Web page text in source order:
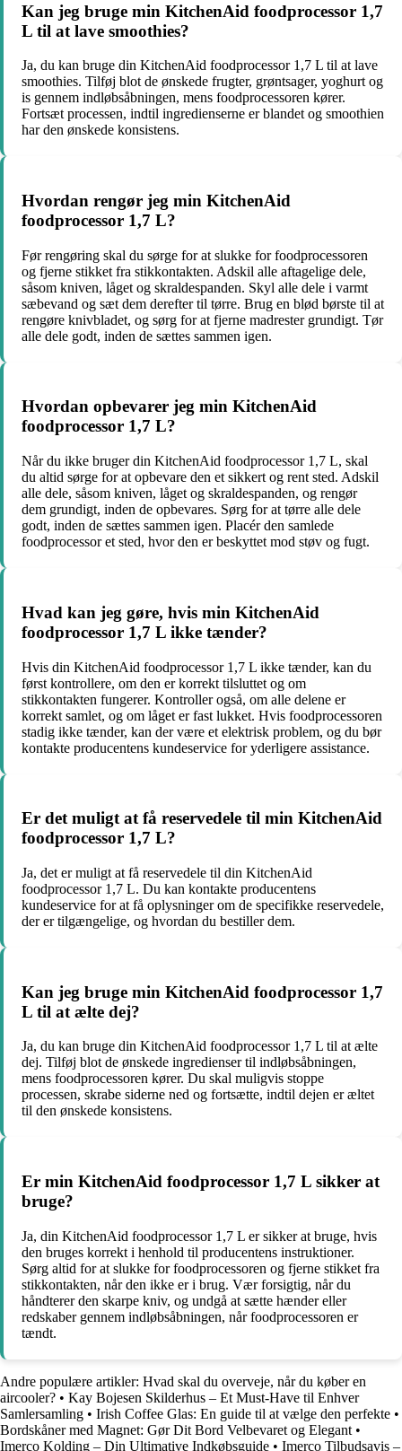
Kan jeg bruge min KitchenAid foodprocessor 1,7
L til at lave smoothies?
Ja, du kan bruge din KitchenAid foodprocessor 1,7 L til at lave
smoothies. Tilføj blot de ønskede frugter, grøntsager, yoghurt og
is gennem indløbsåbningen, mens foodprocessoren kører.
Fortsæt processen, indtil ingredienserne er blandet og smoothien
har den ønskede konsistens.
Hvordan rengør jeg min KitchenAid
foodprocessor 1,7 L?
Før rengøring skal du sørge for at slukke for foodprocessoren
og fjerne stikket fra stikkontakten. Adskil alle aftagelige dele,
såsom kniven, låget og skraldespanden. Skyl alle dele i varmt
sæbevand og sæt dem derefter til tørre. Brug en blød børste til at
rengøre knivbladet, og sørg for at fjerne madrester grundigt. Tør
alle dele godt, inden de sættes sammen igen.
Hvordan opbevarer jeg min KitchenAid
foodprocessor 1,7 L?
Når du ikke bruger din KitchenAid foodprocessor 1,7 L, skal
du altid sørge for at opbevare den et sikkert og rent sted. Adskil
alle dele, såsom kniven, låget og skraldespanden, og rengør
dem grundigt, inden de opbevares. Sørg for at tørre alle dele
godt, inden de sættes sammen igen. Placér den samlede
foodprocessor et sted, hvor den er beskyttet mod støv og fugt.
Hvad kan jeg gøre, hvis min KitchenAid
foodprocessor 1,7 L ikke tænder?
Hvis din KitchenAid foodprocessor 1,7 L ikke tænder, kan du
først kontrollere, om den er korrekt tilsluttet og om
stikkontakten fungerer. Kontroller også, om alle delene er
korrekt samlet, og om låget er fast lukket. Hvis foodprocessoren
stadig ikke tænder, kan der være et elektrisk problem, og du bør
kontakte producentens kundeservice for yderligere assistance.
Er det muligt at få reservedele til min KitchenAid
foodprocessor 1,7 L?
Ja, det er muligt at få reservedele til din KitchenAid
foodprocessor 1,7 L. Du kan kontakte producentens
kundeservice for at få oplysninger om de specifikke reservedele,
der er tilgængelige, og hvordan du bestiller dem.
Kan jeg bruge min KitchenAid foodprocessor 1,7
L til at ælte dej?
Ja, du kan bruge din KitchenAid foodprocessor 1,7 L til at ælte
dej. Tilføj blot de ønskede ingredienser til indløbsåbningen,
mens foodprocessoren kører. Du skal muligvis stoppe
processen, skrabe siderne ned og fortsætte, indtil dejen er æltet
til den ønskede konsistens.
Er min KitchenAid foodprocessor 1,7 L sikker at
bruge?
Ja, din KitchenAid foodprocessor 1,7 L er sikker at bruge, hvis
den bruges korrekt i henhold til producentens instruktioner.
Sørg altid for at slukke for foodprocessoren og fjerne stikket fra
stikkontakten, når den ikke er i brug. Vær forsigtig, når du
håndterer den skarpe kniv, og undgå at sætte hænder eller
redskaber gennem indløbsåbningen, når foodprocessoren er
tændt.
Andre populære artikler: Hvad skal du overveje, når du køber en
aircooler? • Kay Bojesen Skilderhus – Et Must-Have til Enhver
Samlersamling • Irish Coffee Glas: En guide til at vælge den perfekte •
Bordskåner med Magnet: Gør Dit Bord Velbevaret og Elegant •
Imerco Kolding – Din Ultimative Indkøbsguide • Imerco Tilbudsavis –